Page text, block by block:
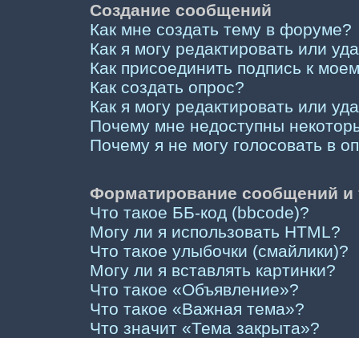
Создание сообщений
Как мне создать тему в форуме?
Как я могу редактировать или
Как присоединить подпись к
Как создать опрос?
Как я могу редактировать или
Почему мне недоступны
Почему я не могу голосовать в
Форматирование сообщений
Что такое ББ-код (bbcode)?
Могу ли я использовать HTML?
Что такое улыбочки (смайлики)?
Могу ли я вставлять картинки?
Что такое «Объявление»?
Что такое «Важная тема»?
Что значит «Тема закрыта»?